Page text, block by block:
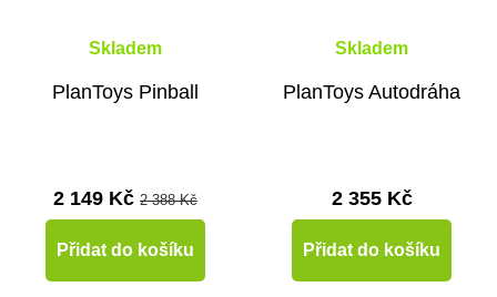
Skladem
PlanToys Pinball
2 149 Kč 2 388 Kč
Přidat do košíku
Skladem
PlanToys Autodráha
2 355 Kč
Přidat do košíku